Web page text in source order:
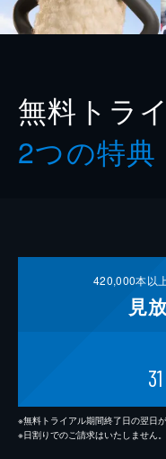
無料トラ
2つの特典
420,000本以
見
31
※無料トライアル期間終了日の翌日
※日割りでのご請求はいたしません。